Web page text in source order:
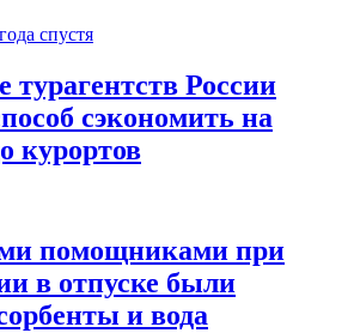
спустя
турагентств России
сэкономить на
курортов
помощниками при
в отпуске были
и вода